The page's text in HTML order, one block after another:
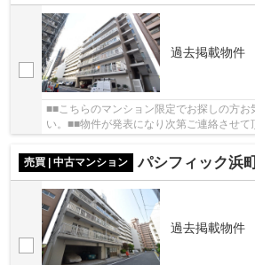
過去掲載物件
■■こちらのマンション限定でお探しの方お
い。■■物件が発表になり次第ご連絡させて
売買 | 中古マンション パシフィック浜
過去掲載物件